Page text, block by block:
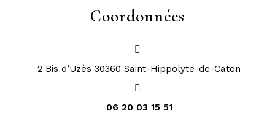
Coordonnées
2 Bis d’Uzès 30360 Saint-Hippolyte-de-Caton
06 20 03 15 51